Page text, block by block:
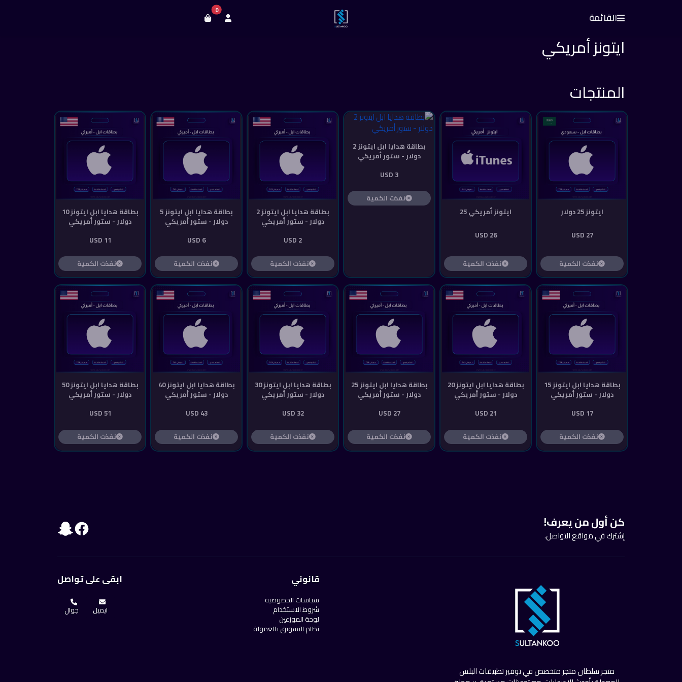
القائمة
0
ايتونز أمريكي
المنتجات
ايتونز 25 دولار
27 USD
نفذت الكمية
ايتونز أمريكي 25
26 USD
نفذت الكمية
بطاقة هدايا ابل ايتونز 2
دولار - ستور أمريكي
3 USD
نفذت الكمية
بطاقة هدايا ابل ايتونز 2
دولار - ستور أمريكي
2 USD
نفذت الكمية
بطاقة هدايا ابل ايتونز 5
دولار - ستور أمريكي
6 USD
نفذت الكمية
بطاقة هدايا ابل ايتونز 10
دولار - ستور أمريكي
11 USD
نفذت الكمية
بطاقة هدايا ابل ايتونز 15
دولار - ستور أمريكي
17 USD
نفذت الكمية
بطاقة هدايا ابل ايتونز 20
دولار - ستور أمريكي
21 USD
نفذت الكمية
بطاقة هدايا ابل ايتونز 25
دولار - ستور أمريكي
27 USD
نفذت الكمية
بطاقة هدايا ابل ايتونز 30
دولار - ستور أمريكي
32 USD
نفذت الكمية
بطاقة هدايا ابل ايتونز 40
دولار - ستور أمريكي
43 USD
نفذت الكمية
بطاقة هدايا ابل ايتونز 50
دولار - ستور أمريكي
51 USD
نفذت الكمية
كن أول من يعرف!
إشترك في مواقع التواصل.
متجر سلطان متجر متخصص في توفير تطبيقات البلس
قانوني
سياسات الخصوصية
شروط الاستخدام
لوحة الموزعين
نظام التسويق بالعمولة
ابقى على تواصل
جوال ايميل